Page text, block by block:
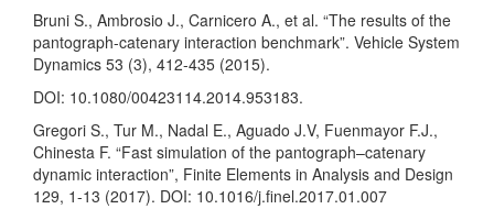
Bruni S., Ambrosio J., Carnicero A., et al. “The results of the
pantograph-catenary interaction benchmark”. Vehicle System
Dynamics 53 (3), 412-435 (2015).
DOI: 10.1080/00423114.2014.953183.
Gregori S., Tur M., Nadal E., Aguado J.V, Fuenmayor F.J.,
Chinesta F. “Fast simulation of the pantograph–catenary
dynamic interaction”, Finite Elements in Analysis and Design
129, 1-13 (2017). DOI: 10.1016/j.finel.2017.01.007